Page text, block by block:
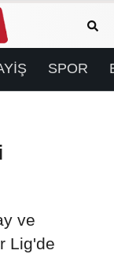
SPOR
ve
Lig'de